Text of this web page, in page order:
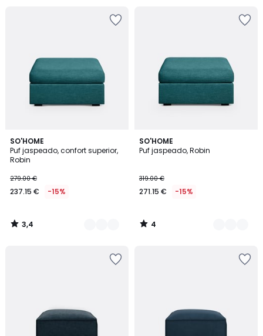
SO'HOME
Puf jaspeado, confort superior,
Robin
279.00 €
237.15 € -15%
3,4
/ 5
5
Colores
3,4
/
SO'HOME
Puf jaspeado, Robin
319.00 €
271.15 € -15%
4
/
5
Colores
4
/